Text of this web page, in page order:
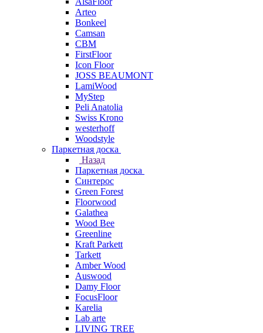
Arteo
Bonkeel
Camsan
CBM
FirstFloor
Icon Floor
JOSS BEAUMONT
LamiWood
MyStep
Peli Anatolia
Swiss Krono
westerhoff
Woodstyle
Паркетная доска
Назад
Паркетная доска
Синтерос
Green Forest
Floorwood
Galathea
Wood Bee
Greenline
Kraft Parkett
Tarkett
Amber Wood
Auswood
Damy Floor
FocusFloor
Karelia
Lab arte
LIVING TREE